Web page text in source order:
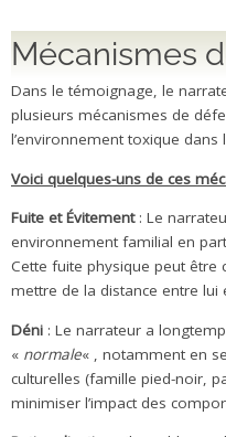
Mécanismes
Dans le témoignage, le
plusieurs mécanismes de
l’environnement toxique dans
Voici quelques-uns de ces
Fuite et Évitement: Le
environnement familial en
Cette fuite physique peut être
mettre de la distance entre lui
Déni : Le narrateur a
« normale« , notamment en
culturelles (famille pied-noir,
minimiser l’impact des